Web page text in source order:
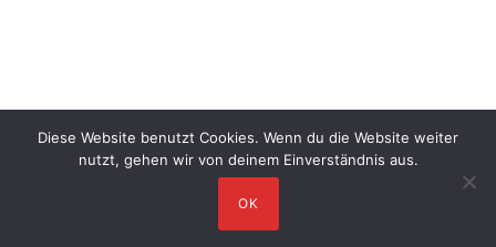
Diese Website benutzt Cookies. Wenn du die Website weiter
nutzt, gehen wir von deinem Einverständnis aus.
OK